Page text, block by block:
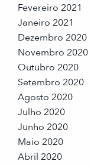
Fevereiro 2021
Janeiro 2021
Dezembro 2020
Novembro 2020
Outubro 2020
Setembro 2020
Agosto 2020
Julho 2020
Junho 2020
Maio 2020
Abril 2020